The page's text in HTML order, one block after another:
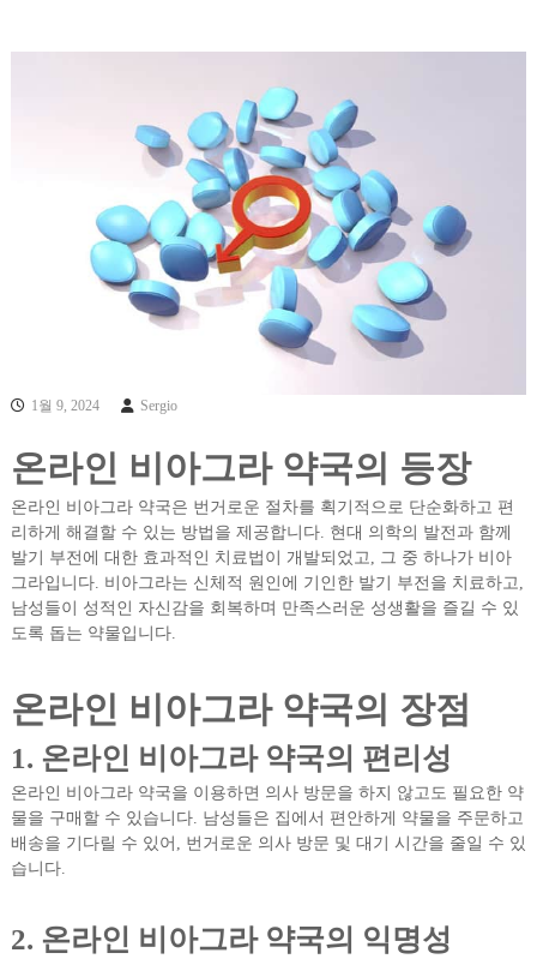
1월 9, 2024 Sergio
온라인 비아그라 약국의 등장
온라인 비아그라 약국은 번거로운 절차를 획기적으로 단순화하고 편
리하게 해결할 수 있는 방법을 제공합니다. 현대 의학의 발전과 함께
발기 부전에 대한 효과적인 치료법이 개발되었고, 그 중 하나가 비아
그라입니다. 비아그라는 신체적 원인에 기인한 발기 부전을 치료하고,
남성들이 성적인 자신감을 회복하며 만족스러운 성생활을 즐길 수 있
도록 돕는 약물입니다.
온라인 비아그라 약국의 장점
1. 온라인 비아그라 약국의 편리성
온라인 비아그라 약국을 이용하면 의사 방문을 하지 않고도 필요한 약
물을 구매할 수 있습니다. 남성들은 집에서 편안하게 약물을 주문하고
배송을 기다릴 수 있어, 번거로운 의사 방문 및 대기 시간을 줄일 수 있
습니다.
2. 온라인 비아그라 약국의 익명성